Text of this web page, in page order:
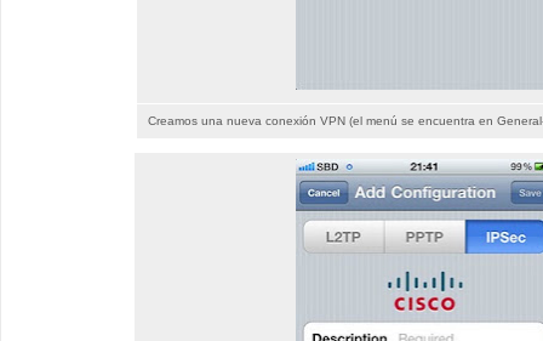
Creamos una nueva conexión VPN (el menú se encuentra en